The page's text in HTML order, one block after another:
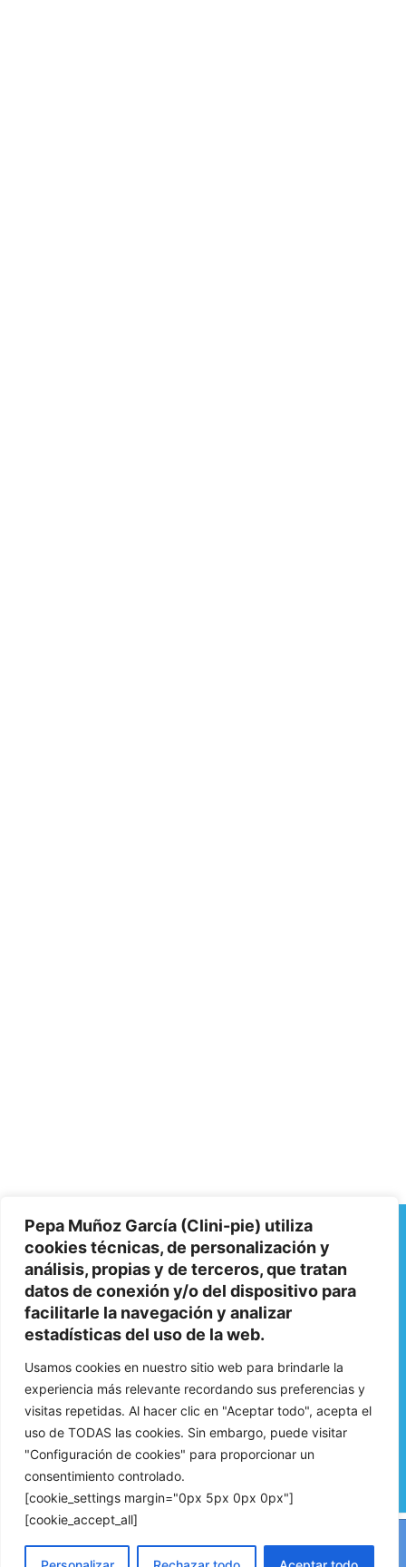
Pepa Muñoz García (Clini-pie) utiliza
cookies técnicas, de personalización y
análisis, propias y de terceros, que tratan
datos de conexión y/o del dispositivo para
facilitarle la navegación y analizar
estadísticas del uso de la web.
Usamos cookies en nuestro sitio web para brindarle la
experiencia más relevante recordando sus preferencias y
visitas repetidas. Al hacer clic en "Aceptar todo", acepta el
uso de TODAS las cookies. Sin embargo, puede visitar
"Configuración de cookies" para proporcionar un
consentimiento controlado.
[cookie_settings margin="0px 5px 0px 0px"]
[cookie_accept_all]
Aviso Legal
Política de Privacidad
Política de Cookies
Contacto: Teléfono:608 321 131Email:info@clini-pie.com
usuario. Si continúa navegando está dando su consentimiento para la
aceptación de las mencionadas cookies y la aceptación de nuestrapolítica de